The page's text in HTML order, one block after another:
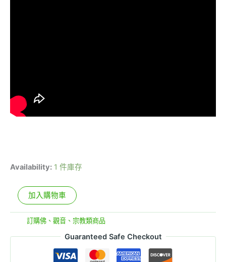
Availability: 1 件庫存
加入購物車
訂購佛、觀音、宗教類商品
Guaranteed Safe Checkout